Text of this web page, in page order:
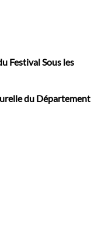
Festival Sous les
du Département